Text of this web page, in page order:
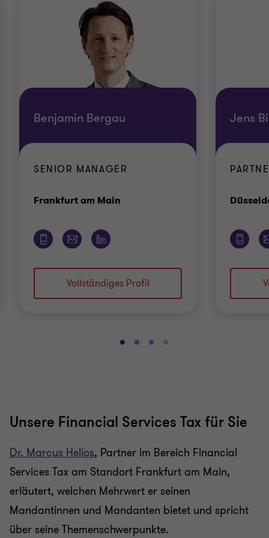
Benjamin Bergau
SENIOR MANAGER
Frankfurt am Main
Vollständiges Profil
Jens
Gehe
4
GeheGehe
4
Gehe
Unsere Financial Services Tax für Sie
Dr. Marcus Helios, Partner im Bereich Financial
Services Tax am Standort Frankfurt am Main,
erläutert, welchen Mehrwert er seinen
Mandantinnen und Mandanten bietet und spricht
über seine Themenschwerpunkte.